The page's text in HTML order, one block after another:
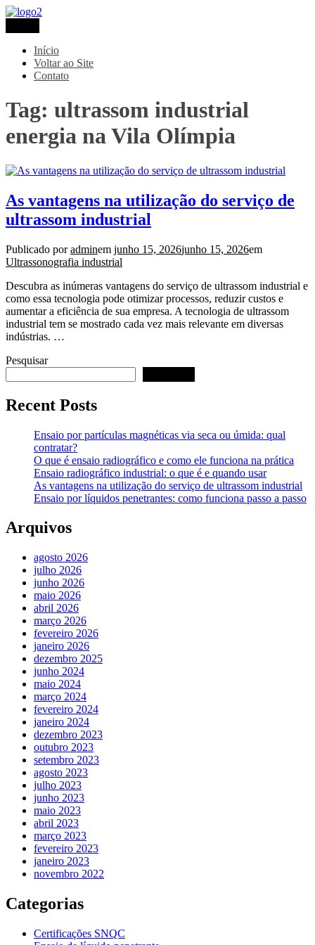
Pular
o
conteúdo
Metaltec
Blog
Início
Voltar ao Site
Contato
Tag: ultrassom industrial
energia na Vila Olímpia
As vantagens na utilização do serviço de
ultrassom industrial
Publicado poradminem junho 15, 2026junho 15, 2026em
Ultrassonografia industrial
Descubra as inúmeras vantagens do serviço de ultrassom industrial e
como essa tecnologia pode otimizar processos, reduzir custos e
aumentar a eficiência de sua empresa. A tecnologia de ultrassom
industrial tem se mostrado cada vez mais relevante em diversas
indústrias. …
Pesquisar
Recent Posts
Ensaio por partículas magnéticas via seca ou úmida: qual
contratar?
O que é ensaio radiográfico e como ele funciona na prática
Ensaio radiográfico industrial: o que é e quando usar
As vantagens na utilização do serviço de ultrassom industrial
Ensaio por líquidos penetrantes: como funciona passo a passo
Arquivos
agosto 2026
julho 2026
junho 2026
maio 2026
abril 2026
março 2026
fevereiro 2026
janeiro 2026
dezembro 2025
junho 2024
maio 2024
março 2024
fevereiro 2024
janeiro 2024
dezembro 2023
outubro 2023
setembro 2023
agosto 2023
julho 2023
junho 2023
maio 2023
abril 2023
março 2023
fevereiro 2023
janeiro 2023
novembro 2022
Categorias
Certificações SNQC